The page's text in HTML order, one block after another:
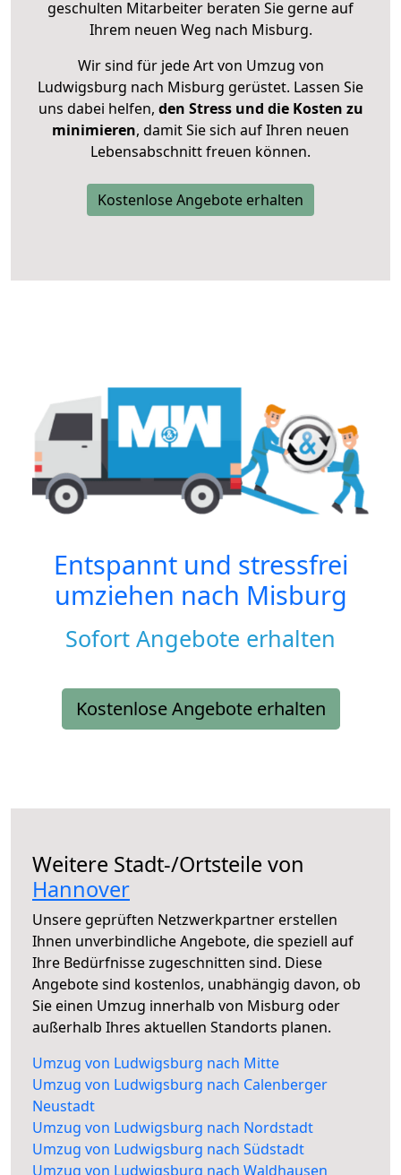
geschulten Mitarbeiter beraten Sie gerne auf
Ihrem neuen Weg nach Misburg.
Wir sind für jede Art von Umzug von
Ludwigsburg nach Misburg gerüstet. Lassen Sie
uns dabei helfen, den Stress und die Kosten zu
minimieren, damit Sie sich auf Ihren neuen
Lebensabschnitt freuen können.
Kostenlose Angebote erhalten
Entspannt und stressfrei
umziehen nach Misburg
Sofort Angebote erhalten
Kostenlose Angebote erhalten
Weitere Stadt-/Ortsteile von
Hannover
Unsere geprüften Netzwerkpartner erstellen
Ihnen unverbindliche Angebote, die speziell auf
Ihre Bedürfnisse zugeschnitten sind. Diese
Angebote sind kostenlos, unabhängig davon, ob
Sie einen Umzug innerhalb von Misburg oder
außerhalb Ihres aktuellen Standorts planen.
Umzug von Ludwigsburg nach Mitte
Umzug von Ludwigsburg nach Calenberger
Neustadt
Umzug von Ludwigsburg nach Nordstadt
Umzug von Ludwigsburg nach Südstadt
Umzug von Ludwigsburg nach Waldhausen